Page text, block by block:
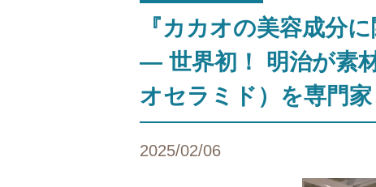
『カカオの美容成分
― 世界初！ 明治が素
オセラミド）を専門
2025/02/06